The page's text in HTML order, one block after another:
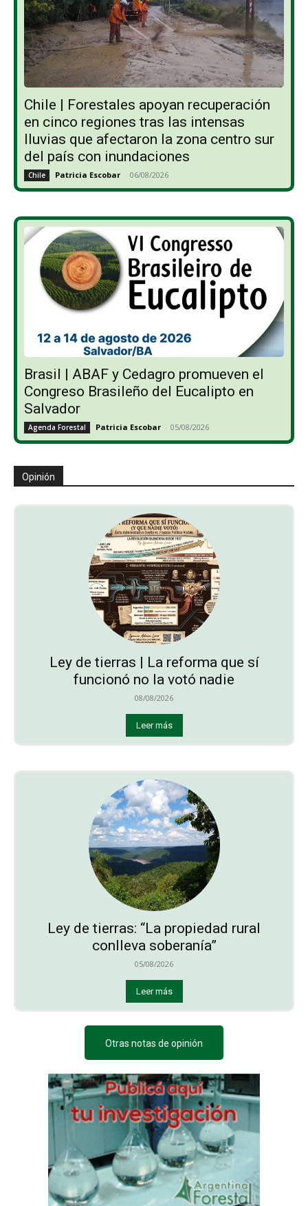
Chile | Forestales apoyan recuperación
en cinco regiones tras las intensas
lluvias que afectaron la zona centro sur
del país con inundaciones
Chile Patricia Escobar - 06/08/2026
Brasil | ABAF y Cedagro promueven el
Congreso Brasileño del Eucalipto en
Salvador
Agenda Forestal Patricia Escobar - 05/08/2026
Opinión
Ley de tierras | La reforma que sí
funcionó no la votó nadie
08/08/2026
Leer más
Ley de tierras: “La propiedad rural
conlleva soberanía”
05/08/2026
Leer más
Otras notas de opinión